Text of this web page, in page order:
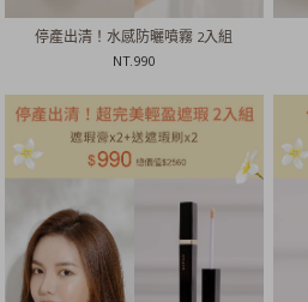
停產出清！水感防曬噴霧 2入組
NT.990